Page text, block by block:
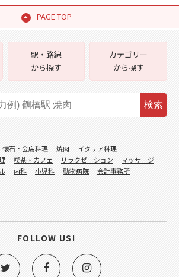
PAGE TOP
駅・路線
から探す
カテゴリー
から探す
検索
懐石・会席料理 焼肉
イタリア料理
喫茶・カフェ リラクゼーション
マッサージ
内科 小児科 動物病院
会計事務所
FOLLOW US!